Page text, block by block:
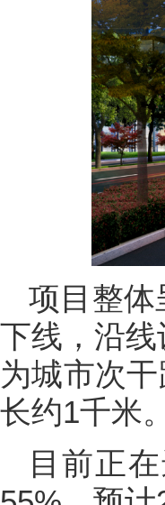
项目整体
下线，沿
为城市次
长约1千米。
目前正